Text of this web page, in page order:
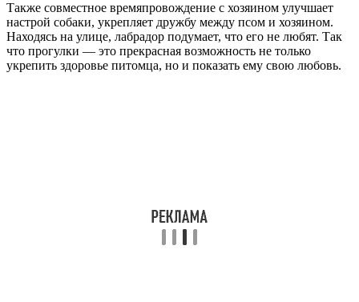
Также совместное времяпровождение с хозяином улучшает
настрой собаки, укрепляет дружбу между псом и хозяином.
Находясь на улице, лабрадор подумает, что его не любят. Так
что прогулки — это прекрасная возможность не только
укрепить здоровье питомца, но и показать ему свою любовь.